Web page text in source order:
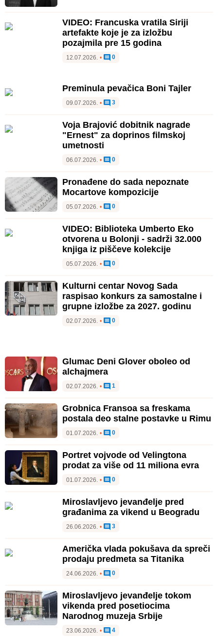
VIDEO: Francuska vratila Siriji
artefakte koje je za izložbu
pozajmila pre 15 godina
12.07.2026. • 0
Preminula pevačica Boni Tajler
09.07.2026. • 3
Voja Brajović dobitnik nagrade
"Ernest" za doprinos filmskoj
umetnosti
06.07.2026. • 0
Pronađene do sada nepoznate
Mocartove kompozicije
05.07.2026. • 0
VIDEO: Biblioteka Umberto Eko
otvorena u Bolonji - sadrži 32.000
knjiga iz piščeve kolekcije
05.07.2026. • 0
Kulturni centar Novog Sada
raspisao konkurs za samostalne i
grupne izložbe za 2027. godinu
02.07.2026. • 0
Glumac Deni Glover oboleo od
alchajmera
02.07.2026. • 1
Grobnica Fransoa sa freskama
postala deo stalne postavke u Rimu
01.07.2026. • 0
Portret vojvode od Velingtona
prodat za više od 11 miliona evra
01.07.2026. • 0
Miroslavljevo jevanđelje pred
građanima za vikend u Beogradu
26.06.2026. • 3
Američka vlada pokušava da spreči
prodaju predmeta sa Titanika
24.06.2026. • 0
Miroslavljevo jevanđelje tokom
vikenda pred posetiocima
Narodnog muzeja Srbije
23.06.2026. • 4